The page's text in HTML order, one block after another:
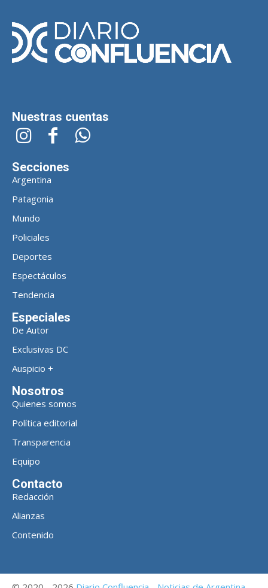
Nuestras cuentas
Secciones
Argentina
Patagonia
Mundo
Policiales
Deportes
Espectáculos
Tendencia
Especiales
De Autor
Exclusivas DC
Auspicio +
Nosotros
Quienes somos
Política editorial
Transparencia
Equipo
Contacto
Redacción
Alianzas
Contenido